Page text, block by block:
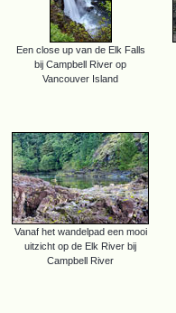
Een close up van de Elk Falls
bij Campbell River op
Vancouver Island
Vanaf het wandelpad een mooi
uitzicht op de Elk River bij
Campbell River